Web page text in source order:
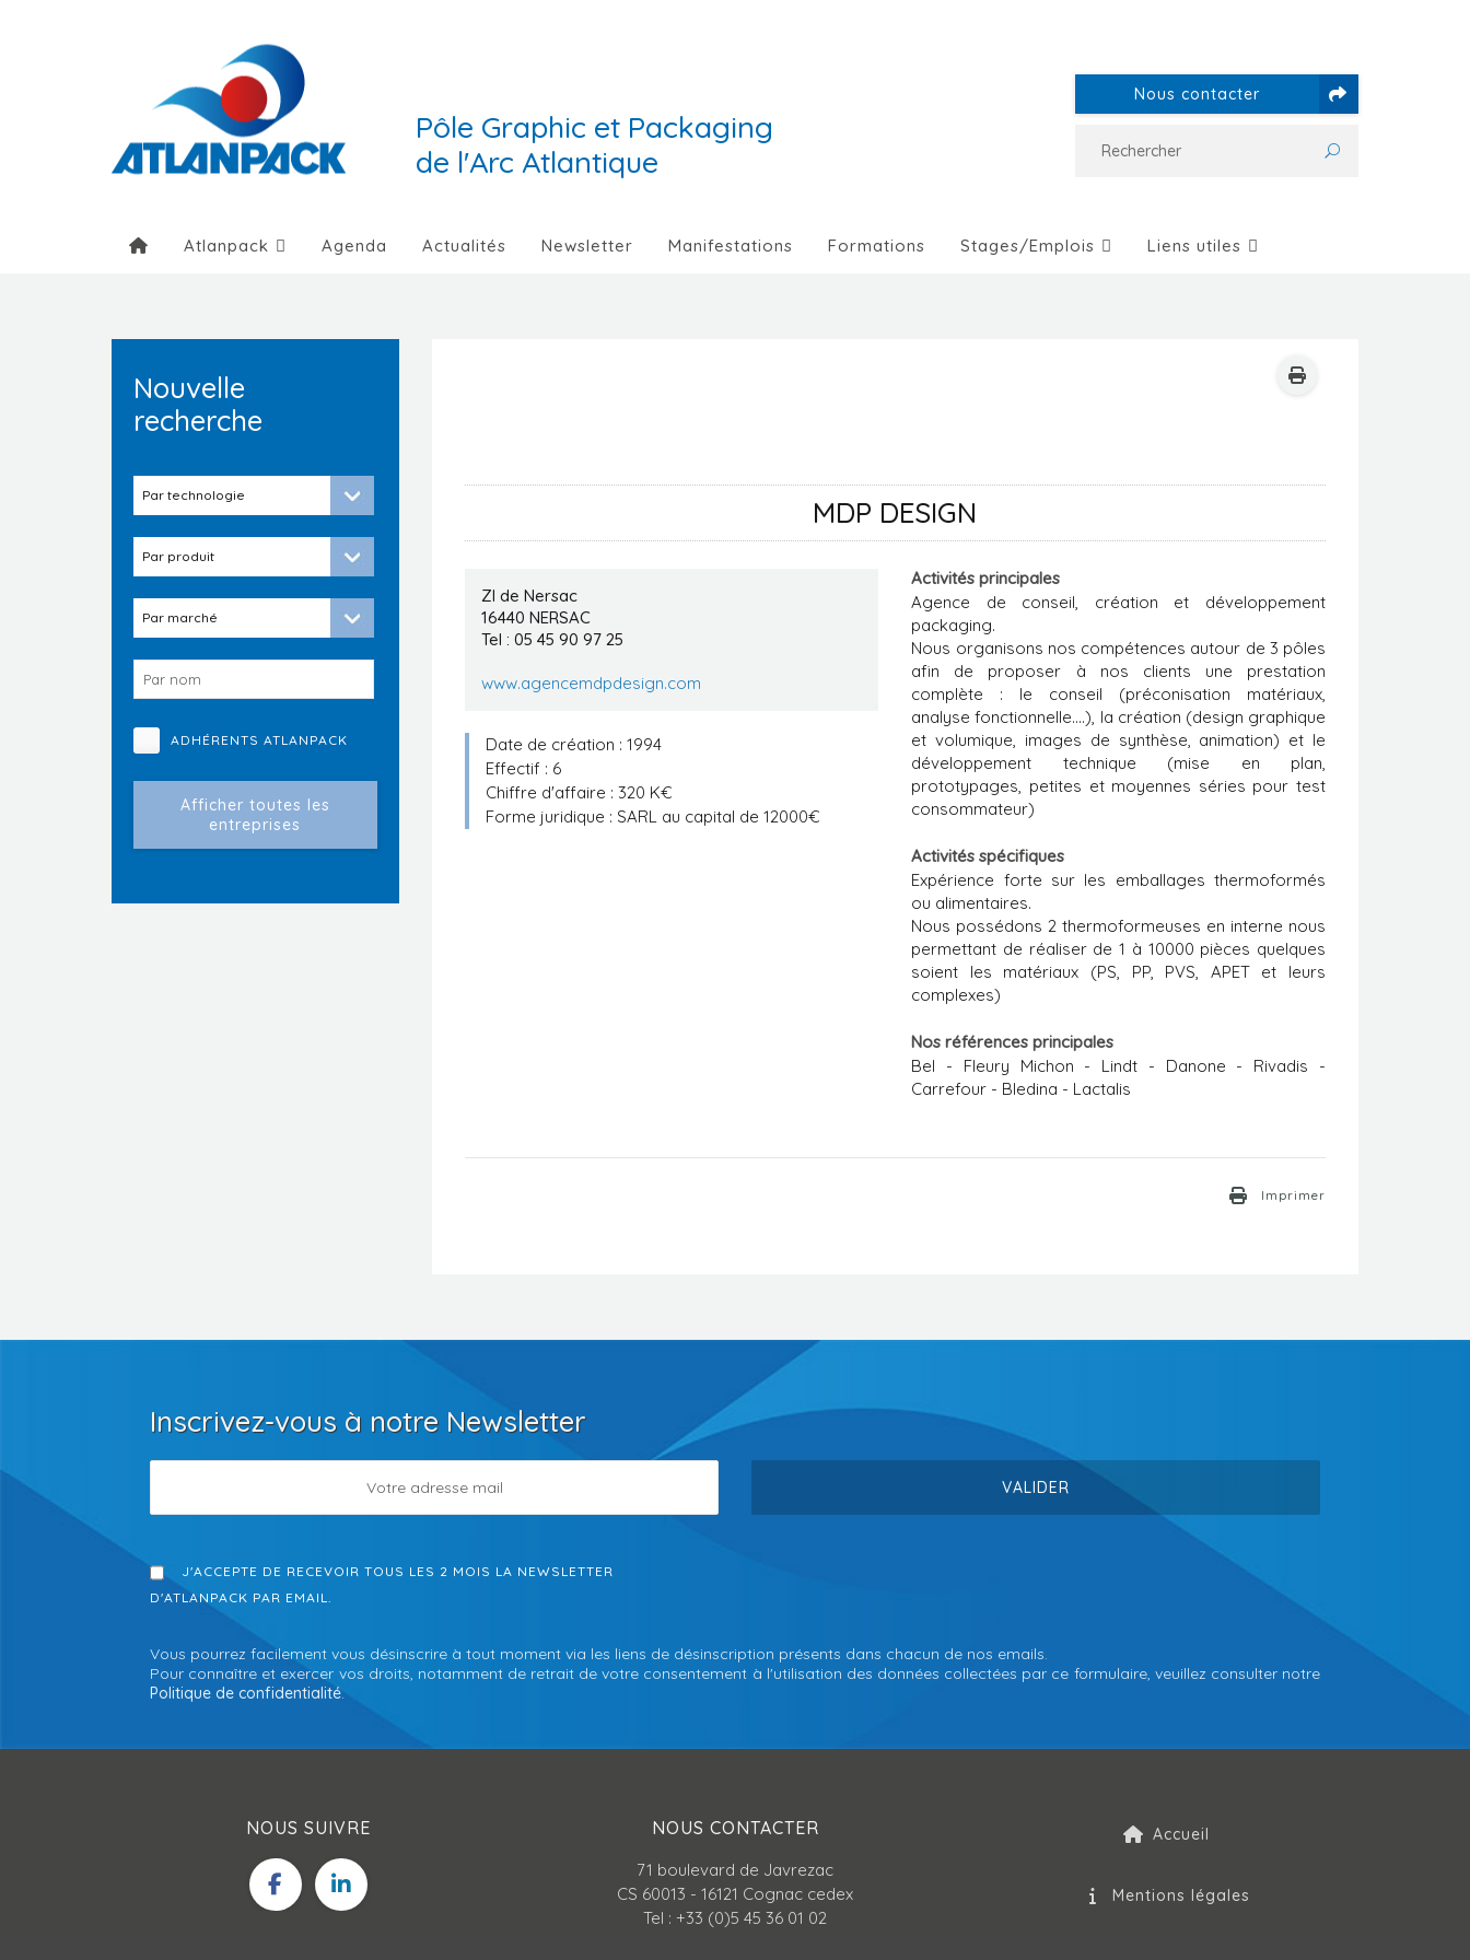
Pôle Graphic et Packaging
de l'Arc Atlantique
Nous contacter
Atlanpack Agenda Actualités Newsletter Manifestations Formations Stages/Emplois Liens utiles
MDP DESIGN
ZI de Nersac
16440 NERSAC
Tel : 05 45 90 97 25
www.agencemdpdesign.com
Date de création : 1994
Effectif : 6
Chiffre d'affaire : 320 K€
Forme juridique : SARL au capital de 12000€
Activités principales
Agence de conseil, création et développement
packaging.
Nous organisons nos compétences autour de 3 pôles
afin de proposer à nos clients une prestation
complète : le conseil (préconisation matériaux,
analyse fonctionnelle….), la création (design graphique
et volumique, images de synthèse, animation) et le
développement technique (mise en plan,
prototypages, petites et moyennes séries pour test
consommateur)
Activités spécifiques
Expérience forte sur les emballages thermoformés
ou alimentaires.
Nous possédons 2 thermoformeuses en interne nous
permettant de réaliser de 1 à 10000 pièces quelques
soient les matériaux (PS, PP, PVS, APET et leurs
complexes)
Nos références principales
Bel - Fleury Michon - Lindt - Danone - Rivadis -
Carrefour - Bledina - Lactalis
Imprimer
Nouvelle
recherche
ADHÉRENTS ATLANPACK
Inscrivez-vous à notre Newsletter
J'ACCEPTE DE RECEVOIR TOUS LES 2 MOIS LA NEWSLETTER
D'ATLANPACK PAR EMAIL.
Vous pourrez facilement vous désinscrire à tout moment via les liens de désinscription présents dans chacun de nos emails.
Pour connaître et exercer vos droits, notamment de retrait de votre consentement à l'utilisation des données collectées par ce formulaire, veuillez consulter notre
Politique de confidentialité.
NOUS SUIVRE NOUS CONTACTER
71 boulevard de Javrezac
CS 60013 - 16121 Cognac cedex
Tel : +33 (0)5 45 36 01 02
Accueil
Mentions légales